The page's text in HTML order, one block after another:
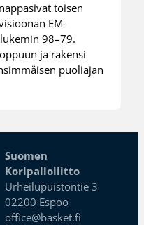
toisen
EM-
98–79.
ja rakensi
puoliajan
Suomen
Koripalloliitto
Urheilupuistontie 3
02200 Espoo
office@basket.fi